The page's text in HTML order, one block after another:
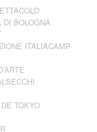
BOLOGNA
ITALIACAMP
TOKYO